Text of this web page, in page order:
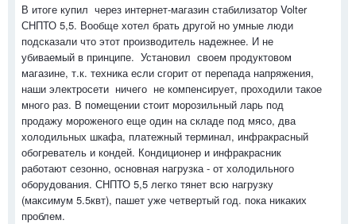
В итоге купил через интернет-магазин стабилизатор Volter
СНПТО 5,5. Вообще хотел брать другой но умные люди
подсказали что этот производитель надежнее. И не
убиваемый в принципе. Установил своем продуктовом
магазине, т.к. техника если сгорит от перепада напряжения,
наши электросети ничего не компенсирует, проходили такое
много раз. В помещении стоит морозильный ларь под
продажу мороженого еще один на складе под мясо, два
холодильных шкафа, платежный терминал, инфракрасный
обогреватель и кондей. Кондиционер и инфракрасник
работают сезонно, основная нагрузка - от холодильного
оборудования. СНПТО 5,5 легко тянет всю нагрузку
(максимум 5.5квт), пашет уже четвертый год. пока никаких
проблем.